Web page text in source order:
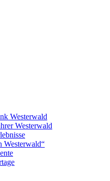
Westerwald
Westerwald
Westerwald“